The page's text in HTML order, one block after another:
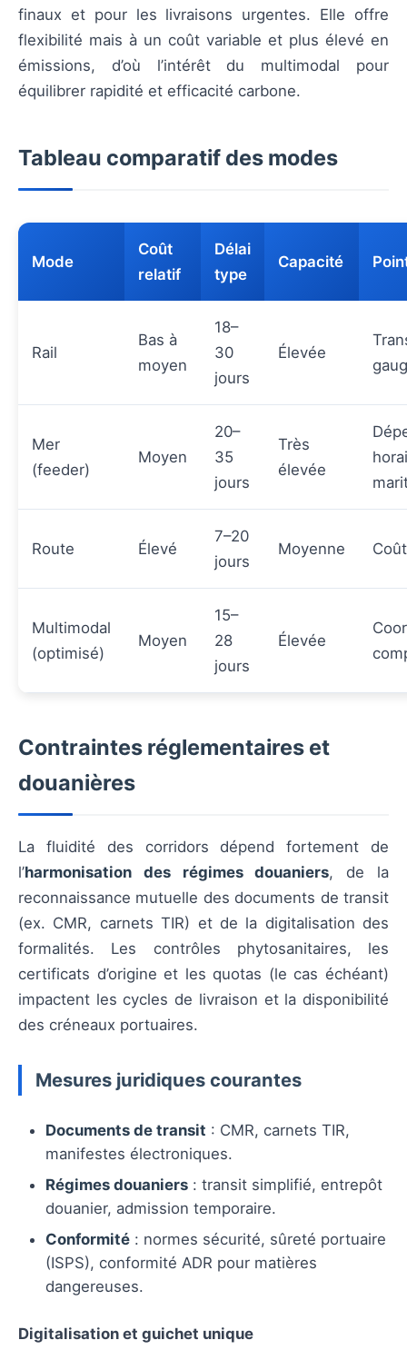
finaux et pour les livraisons urgentes. Elle offre
flexibilité mais à un coût variable et plus élevé en
émissions, d’où l’intérêt du multimodal pour
équilibrer rapidité et efficacité carbone.
Tableau comparatif des modes
Mode
Coût
relatif
Délai
type
Capacité
Rail
Bas à
moyen
18–
30
jours
Élevée
Mer
(feeder)
Moyen
20–
35
jours
Très
élevée
Route Élevé
7–20
jours
Moyenne
Multimodal
(optimisé)
Moyen
15–
28
jours
Élevée
Contraintes réglementaires et
douanières
La fluidité des corridors dépend fortement de
l’harmonisation des régimes douaniers, de la
reconnaissance mutuelle des documents de transit
(ex. CMR, carnets TIR) et de la digitalisation des
formalités. Les contrôles phytosanitaires, les
certificats d’origine et les quotas (le cas échéant)
impactent les cycles de livraison et la disponibilité
des créneaux portuaires.
Mesures juridiques courantes
Documents de transit : CMR, carnets TIR,
manifestes électroniques.
Régimes douaniers : transit simplifié, entrepôt
douanier, admission temporaire.
Conformité : normes sécurité, sûreté portuaire
(ISPS), conformité ADR pour matières
dangereuses.
Digitalisation et guichet unique